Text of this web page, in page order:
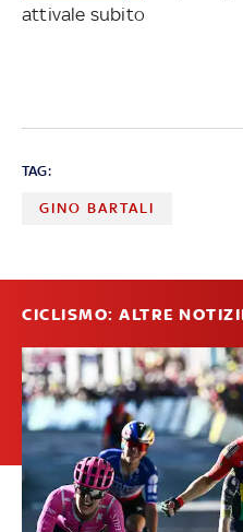
attivale subito
TAG:
GINO BARTALI
CICLISMO: ALTRE